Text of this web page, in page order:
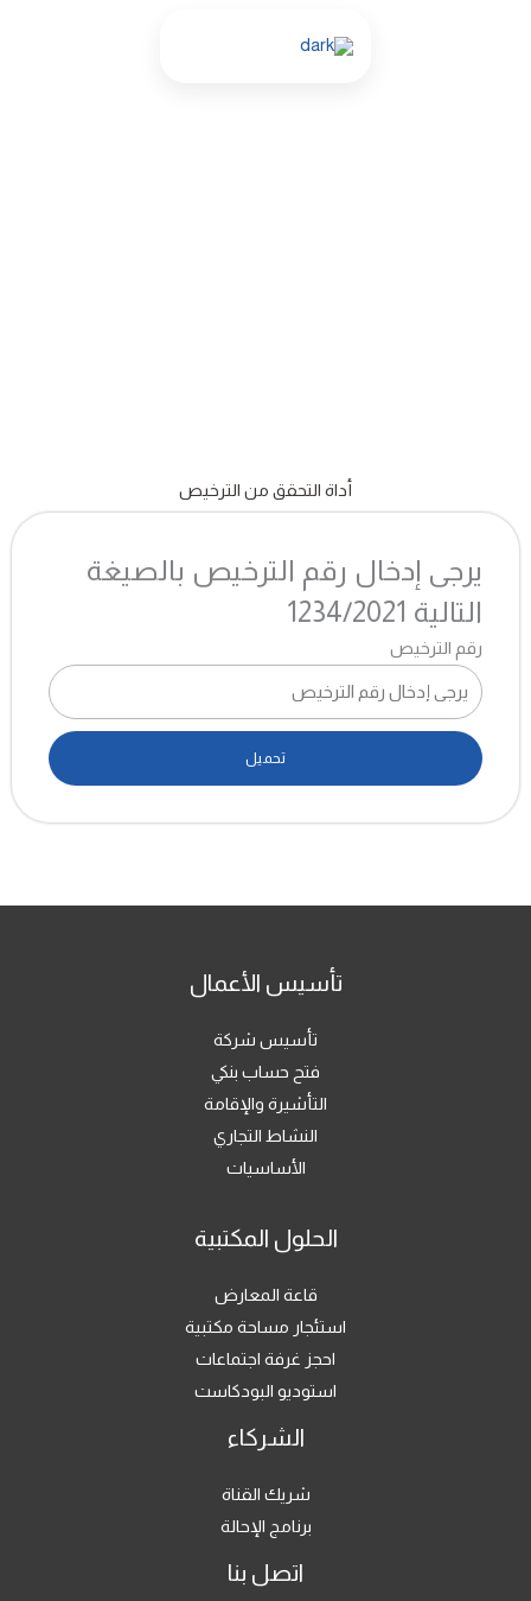
أداة التحقق من الترخيص
يرجى إدخال رقم الترخيص بالصيغة
التالية 1234/2021
رقم الترخيص
تحميل
تأسيس الأعمال
تأسيس شركة
فتح حساب بنكي
التأشيرة والإقامة
النشاط التجاري
الأساسيات
الحلول المكتبية
قاعة المعارض
استئجار مساحة مكتبية
احجز غرفة اجتماعات
استوديو البودكاست
الشركاء
شريك القناة
برنامج الإحالة
اتصل بنا